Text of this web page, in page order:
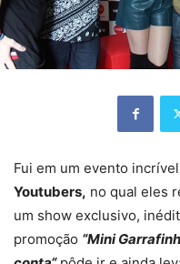
Fui em um evento
Youtubers, no qual eles
um show exclusivo,
promoção “Mini